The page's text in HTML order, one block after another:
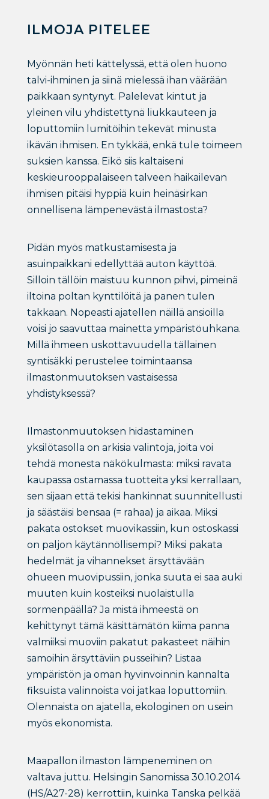
ILMOJA PITELEE
Myönnän heti kättelyssä, että olen huono
talvi-ihminen ja siinä mielessä ihan väärään
paikkaan syntynyt. Palelevat kintut ja
yleinen vilu yhdistettynä liukkauteen ja
loputtomiin lumitöihin tekevät minusta
ikävän ihmisen. En tykkää, enkä tule toimeen
suksien kanssa. Eikö siis kaltaiseni
keskieurooppalaiseen talveen haikailevan
ihmisen pitäisi hyppiä kuin heinäsirkan
onnellisena lämpenevästä ilmastosta?
Pidän myös matkustamisesta ja
asuinpaikkani edellyttää auton käyttöä.
Silloin tällöin maistuu kunnon pihvi, pimeinä
iltoina poltan kynttilöitä ja panen tulen
takkaan. Nopeasti ajatellen näillä ansioilla
voisi jo saavuttaa mainetta ympäristöuhkana.
Millä ihmeen uskottavuudella tällainen
syntisäkki perustelee toimintaansa
ilmastonmuutoksen vastaisessa
yhdistyksessä?
Ilmastonmuutoksen hidastaminen
yksilötasolla on arkisia valintoja, joita voi
tehdä monesta näkökulmasta: miksi ravata
kaupassa ostamassa tuotteita yksi kerrallaan,
sen sijaan että tekisi hankinnat suunnitellusti
ja säästäisi bensaa (= rahaa) ja aikaa. Miksi
pakata ostokset muovikassiin, kun ostoskassi
on paljon käytännöllisempi? Miksi pakata
hedelmät ja vihannekset ärsyttävään
ohueen muovipussiin, jonka suuta ei saa auki
muuten kuin kosteiksi nuolaistulla
sormenpäällä? Ja mistä ihmeestä on
kehittynyt tämä käsittämätön kiima panna
valmiiksi muoviin pakatut pakasteet näihin
samoihin ärsyttäviin pusseihin? Listaa
ympäristön ja oman hyvinvoinnin kannalta
fiksuista valinnoista voi jatkaa loputtomiin.
Olennaista on ajatella, ekologinen on usein
myös ekonomista.
Maapallon ilmaston lämpeneminen on
valtava juttu. Helsingin Sanomissa 30.10.2014
(HS/A27-28) kerrottiin, kuinka Tanska pelkää